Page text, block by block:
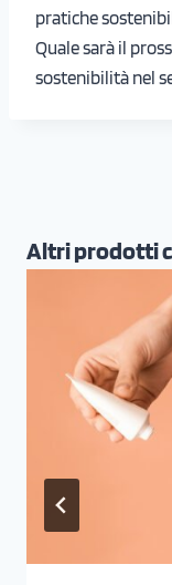
pratiche
Quale sarà il
sostenibilità nel
Altri prodotti